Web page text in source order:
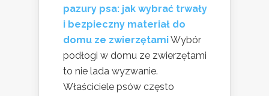
pazury psa: jak wybrać trwały
i bezpieczny materiał do
domu ze zwierzętamiWybór
podłogi w domu ze zwierzętami
to nie lada wyzwanie.
Właściciele psów często